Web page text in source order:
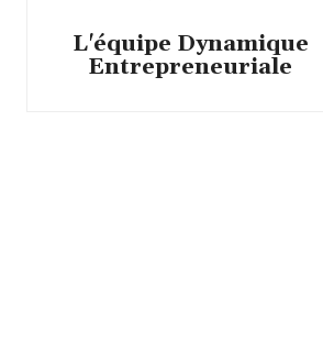
L'équipe Dynamique
Entrepreneuriale